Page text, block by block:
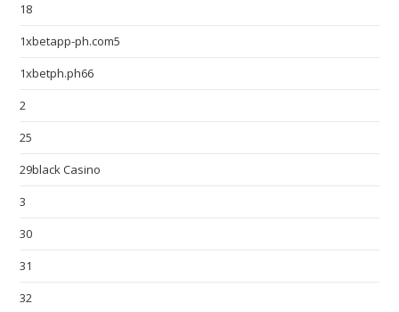
18
1xbetapp-ph.com5
1xbetph.ph66
2
25
29black Casino
3
30
31
32